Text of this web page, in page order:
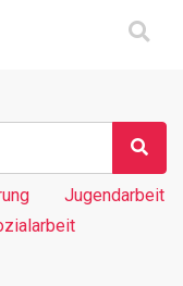
Jugendarbeit